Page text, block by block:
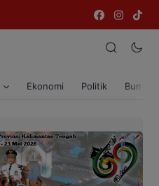
Ekonomi Politik Bumi